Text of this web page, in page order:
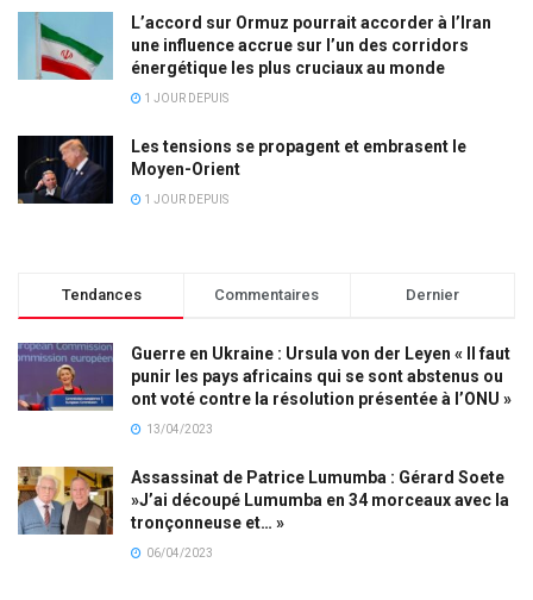
L’accord sur Ormuz pourrait accorder à l’Iran
une influence accrue sur l’un des corridors
énergétique les plus cruciaux au monde
1 JOUR DEPUIS
Les tensions se propagent et embrasent le
Moyen-Orient
1 JOUR DEPUIS
Tendances Commentaires Dernier
Guerre en Ukraine : Ursula von der Leyen « Il faut
punir les pays africains qui se sont abstenus ou
ont voté contre la résolution présentée à l’ONU »
13/04/2023
Assassinat de Patrice Lumumba : Gérard Soete
»J’ai découpé Lumumba en 34 morceaux avec la
tronçonneuse et… »
06/04/2023